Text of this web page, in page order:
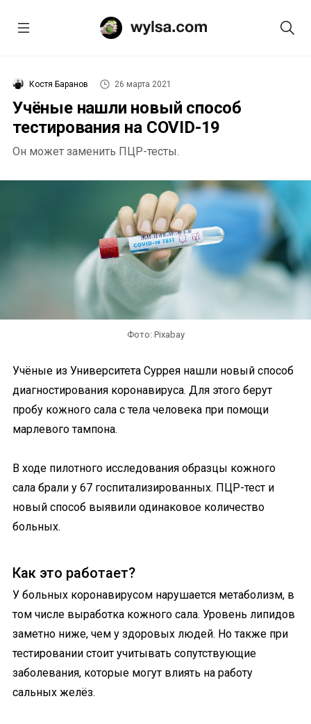
Костя Баранов 26 марта 2021
Учёные нашли новый способ
тестирования на COVID-19
Он может заменить ПЦР-тесты.
Фото: Pixabay
Учёные из Университета Суррея нашли новый способ
диагностирования коронавируса. Для этого берут
пробу кожного сала с тела человека при помощи
марлевого тампона.
В ходе пилотного исследования образцы кожного
сала брали у 67 госпитализированных. ПЦР-тест и
новый способ выявили одинаковое количество
больных.
Как это работает?
У больных коронавирусом нарушается метаболизм, в
том числе выработка кожного сала. Уровень липидов
заметно ниже, чем у здоровых людей. Но также при
тестировании стоит учитывать сопутствующие
заболевания, которые могут влиять на работу
сальных желёз.